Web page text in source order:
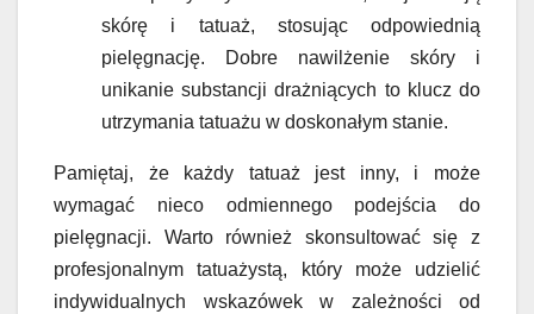
skórę i tatuaż, stosując odpowiednią
pielęgnację. Dobre nawilżenie skóry i
unikanie substancji drażniących to klucz do
utrzymania tatuażu w doskonałym stanie.
Pamiętaj, że każdy tatuaż jest inny, i może
wymagać nieco odmiennego podejścia do
pielęgnacji. Warto również skonsultować się z
profesjonalnym tatuażystą, który może udzielić
indywidualnych wskazówek w zależności od